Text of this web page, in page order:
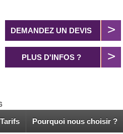
DEMANDEZ UN DEVIS
PLUS D'INFOS ?
Tarifs Pourquoi nous choisir ?